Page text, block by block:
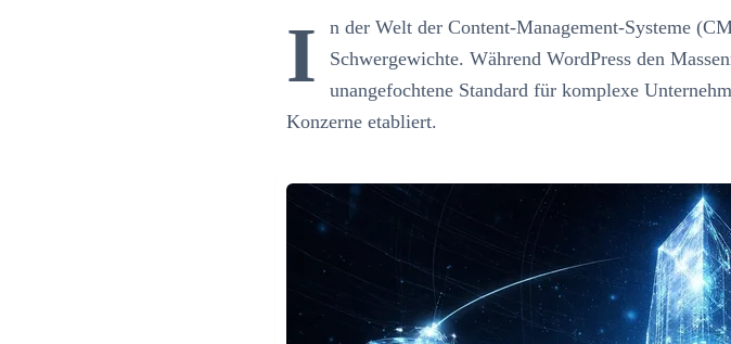
I
n der Welt der Content-Management-Systeme
Schwergewichte. Während WordPress den
unangefochtene Standard für komplexe
Konzerne etabliert.